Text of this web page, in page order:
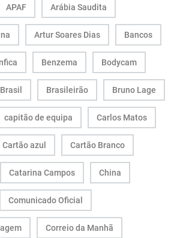
APAF Arábia Saudita
Artur Soares Dias Bancos
Benzema Bodycam
Brasil Brasileirão Bruno Lage
capitão de equipa Carlos Matos
Cartão azul Cartão Branco
Catarina Campos China
Comunicado Oficial
Correio da Manhã